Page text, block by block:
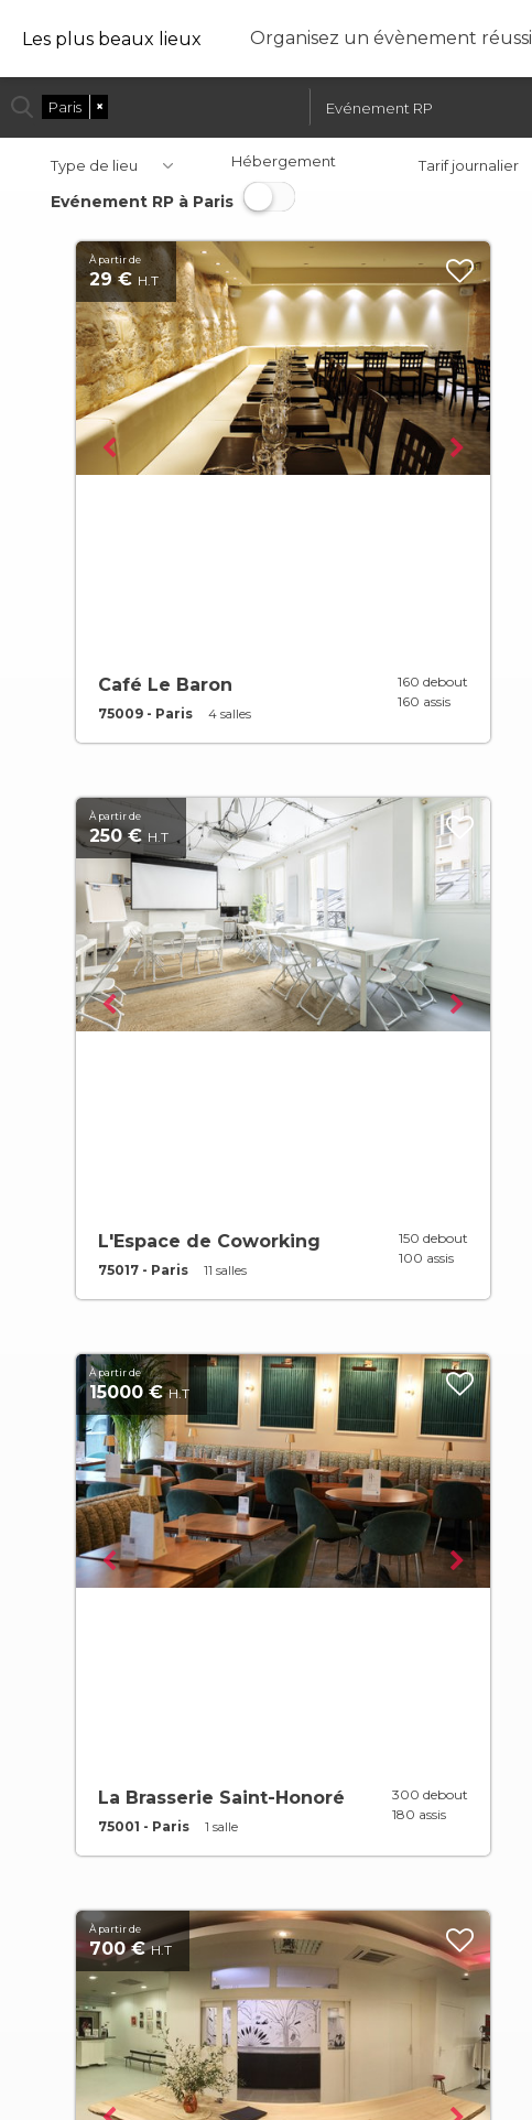
Les plus beaux lieux Organisez un évènement réussi
Paris × Evénement RP
Type de lieu Hébergement Tarif journalier
Evénement RP à Paris
À partir de
29 € H.T
Café Le Baron
75009 - Paris 4 salles
160 debout
160 assis
À partir de
250 € H.T
L'Espace de Coworking
75017 - Paris 11 salles
150 debout
100 assis
À partir de
15000 €H.T
La Brasserie Saint-Honoré
75001 - Paris 1 salle
300 debout
180 assis
À partir de
700 €H.T